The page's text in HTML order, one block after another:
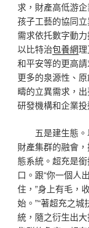
求，財產高低游
孩子工藝的協同
需求依托數字動
以比特治包養網
和平安等的更高
更多的泉源性、
疇的立異需求，
研發機構和企業
五是建生態
財產集群的融會
態系統。超充是
口。跟“你一個人
住，”身上有毛，
始。”“著超充之
統，隨之衍生出